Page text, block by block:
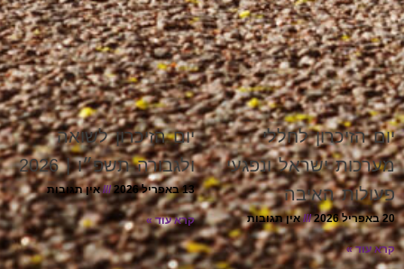
יום הזיכרון לחללי
מערכות ישראל ונפגעי
פעולות האיבה
20 באפריל 2026 אין תגובות
קרא עוד »
יום הזיכרון לשואה
ולגבורה תשפ״ו | 2026
13 באפריל 2026 אין תגובות
קרא עוד »